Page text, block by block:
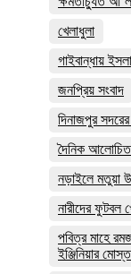
খেলাধুলা
গাইবান্ধায়
জনপ্রিয় সংবাদ
দিনাজপুর
দৈনিক আলোচিত
নড়াইলে মতুয়া
নারীদের ফুটবল
পবিত্র মাহে
ইঞ্জিনিয়ার